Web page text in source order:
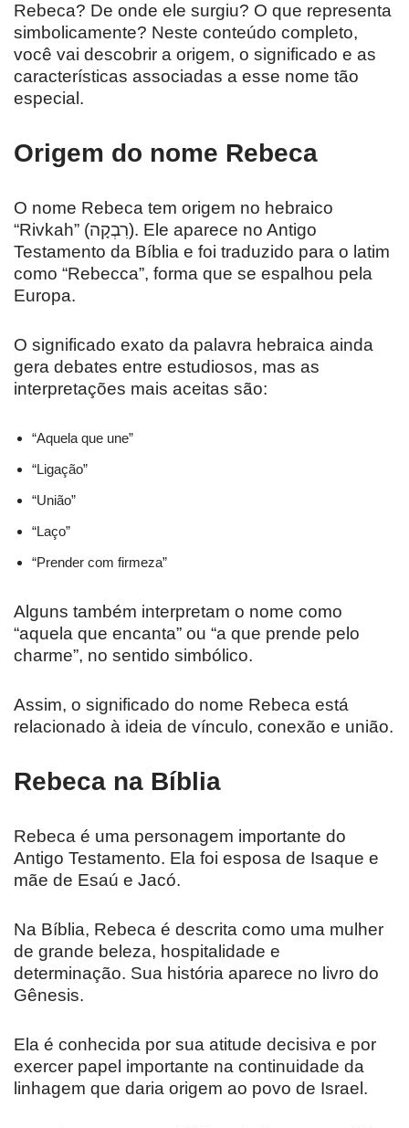
Rebeca? De onde ele surgiu? O que representa
simbolicamente? Neste conteúdo completo,
você vai descobrir a origem, o significado e as
características associadas a esse nome tão
especial.
Origem do nome Rebeca
O nome Rebeca tem origem no hebraico
“Rivkah” (רִבְקָה). Ele aparece no Antigo
Testamento da Bíblia e foi traduzido para o latim
como “Rebecca”, forma que se espalhou pela
Europa.
O significado exato da palavra hebraica ainda
gera debates entre estudiosos, mas as
interpretações mais aceitas são:
“Aquela que une”
“Ligação”
“União”
“Laço”
“Prender com firmeza”
Alguns também interpretam o nome como
“aquela que encanta” ou “a que prende pelo
charme”, no sentido simbólico.
Assim, o significado do nome Rebeca está
relacionado à ideia de vínculo, conexão e união.
Rebeca na Bíblia
Rebeca é uma personagem importante do
Antigo Testamento. Ela foi esposa de Isaque e
mãe de Esaú e Jacó.
Na Bíblia, Rebeca é descrita como uma mulher
de grande beleza, hospitalidade e
determinação. Sua história aparece no livro do
Gênesis.
Ela é conhecida por sua atitude decisiva e por
exercer papel importante na continuidade da
linhagem que daria origem ao povo de Israel.